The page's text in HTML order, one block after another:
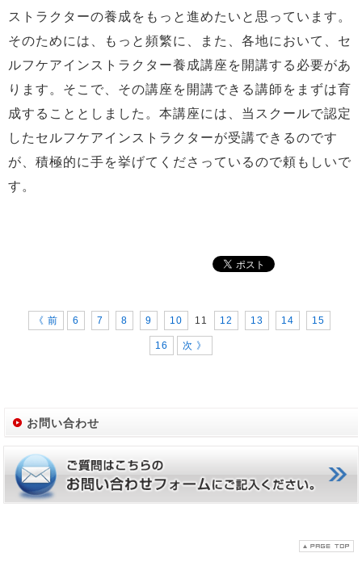
ストラクターの養成をもっと進めたいと思っています。
そのためには、もっと頻繁に、また、各地において、セ
ルフケアインストラクター養成講座を開講する必要があ
ります。そこで、その講座を開講できる講師をまずは育
成することとしました。本講座には、当スクールで認定
したセルフケアインストラクターが受講できるのです
が、積極的に手を挙げてくださっているので頼もしいで
す。
《 前 6 7 8 9 10 11 12 13 14 15
16 次 》
お問い合わせ